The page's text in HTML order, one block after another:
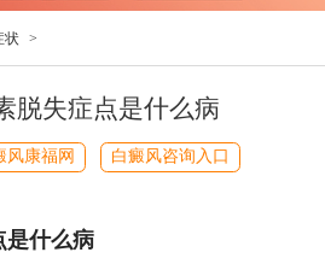
状 >
脱失症点是什么病
风康福网 白癜风咨询入口
是什么病